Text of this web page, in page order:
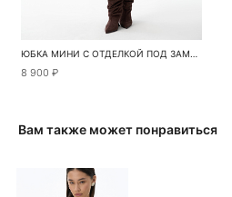
ЮБКА МИНИ С ОТДЕЛКОЙ ПОД ЗАМШУ
8 900 ₽
Вам также может понравиться